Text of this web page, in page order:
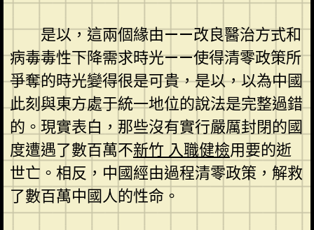
是以，這兩個緣由——改良醫治方式和
病毒毒性下降需求時光——使得清零政策所
爭奪的時光變得很是可貴，是以，以為中國
此刻與東方處于統一地位的說法是完整過錯
的。現實表白，那些沒有實行嚴厲封閉的國
度遭遇了數百萬不新竹 入職健檢用要的逝
世亡。相反，中國經由過程清零政策，解救
了數百萬中國人的性命。